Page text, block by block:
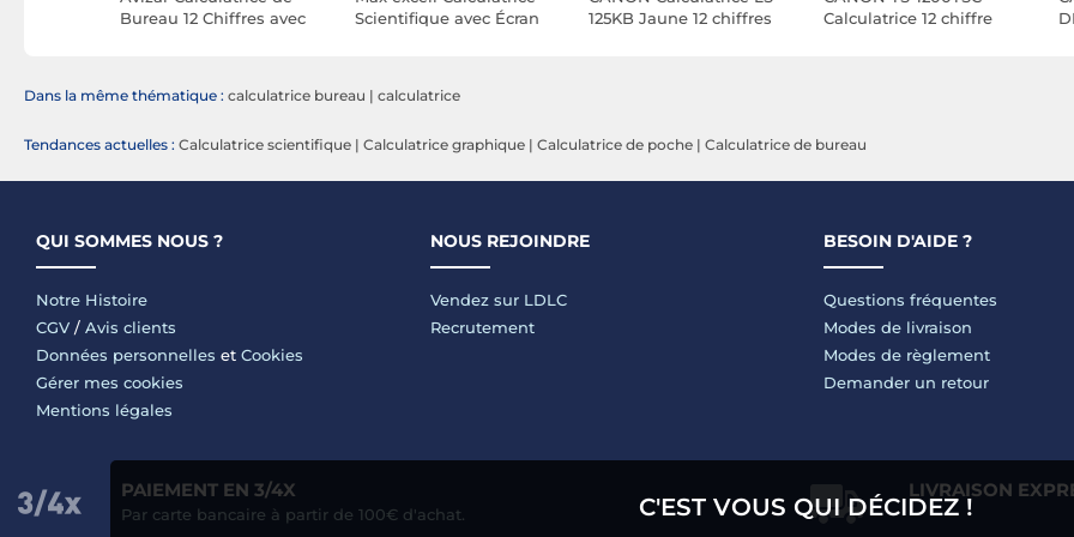
Bureau 12 Chiffres avec
Scientifique avec Écran
125KB Jaune 12 chiffres
Calculatrice 12 chiffre
Dans la même thématique : calculatrice bureau | calculatrice
Tendances actuelles : Calculatrice scientifique | Calculatrice graphique | Calculatrice de poche | Calculatrice de bureau
QUI SOMMES NOUS ?
Notre Histoire
CGV / Avis clients
Données personnelles et Cookies
Gérer mes cookies
Mentions légales
NOUS REJOINDRE
Vendez sur LDLC
Recrutement
BESOIN D'AIDE ?
Questions fréquentes
Modes de livraison
Modes de règlement
Demander un retour
PAIEMENT EN 3/4X
Par carte bancaire à partir de 100€ d'achat.
LIVRAISON
C'EST VOUS QUI DÉCIDEZ !